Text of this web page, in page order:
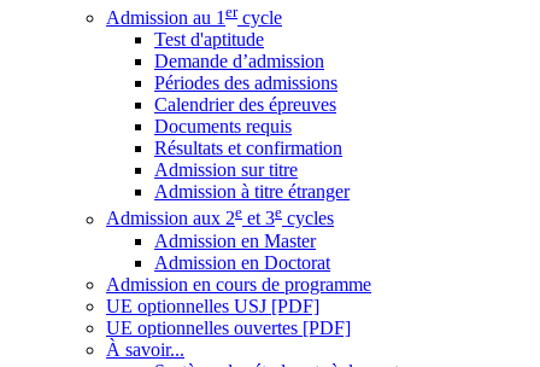
Admission au 1 ercycle
Test d'aptitude
Demande d’admission
Périodes des admissions
Calendrier des épreuves
Documents requis
Résultats et confirmation
Admission sur titre
Admission à titre étranger
Admission aux 2e et 3e cycles
Admission en Master
Admission en Doctorat
Admission en cours de programme
UE optionnelles USJ [PDF]
UE optionnelles ouvertes [PDF]
À savoir...